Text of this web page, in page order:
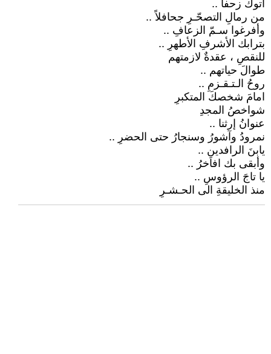
أتوكَ زحفاً ..
من رمالِ التصحّـرِ جحافلاً ..
وأفرغوا سـمّ الزعافِ ..
بترابك الأشرفِ الأطهرِ ..
للنقصِ ، عقدةٌ لازمتهم
طوالَ حياتهم ..
روحُ الـتـقـزمِ ..
امامَ شخصكَ المتكبرِ
شواخصُ المجدِ
عنوانُ إرثنا ..
نمرودُ وآشورُ وسنجارُ حتى الحضرِ ..
يابنَ الرافدينِ ..
وأبقى بك افاخرُ ..
يا تاجَ الرؤوسِ ..
منذ الخليقةِ الى الحـشـرِ